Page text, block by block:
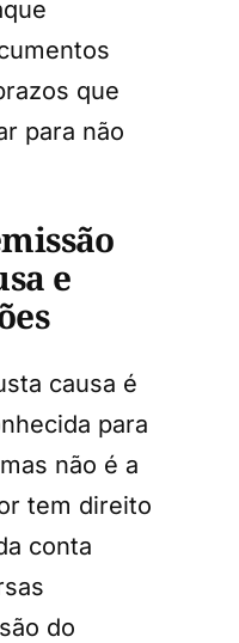
que
para não
e
causa é
para
não é a
tem direito
conta
do